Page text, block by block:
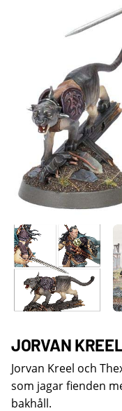
JORVAN
Jorvan Kreel och
som jagar fienden
bakhåll.